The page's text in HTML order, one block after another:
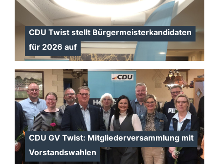
CDU Twist stellt Bürgermeisterkandidaten
für 2026 auf
CDU GV Twist: Mitgliederversammlung mit
Vorstandswahlen